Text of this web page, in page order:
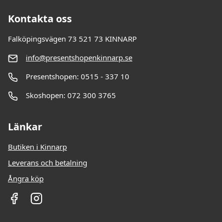
Kontakta oss
Falköpingsvägen 73 521 73 KINNARP
info@presentshopenkinnarp.se
Presentshopen: 0515 - 337 10
Skoshopen: 072 300 3765
Länkar
Butiken i Kinnarp
Leverans och betalning
Ångra köp